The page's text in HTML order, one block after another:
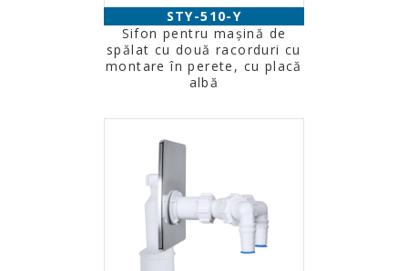
STY-510-Y
Sifon pentru maşină de
spălat cu două racorduri cu
montare în perete, cu placă
albă